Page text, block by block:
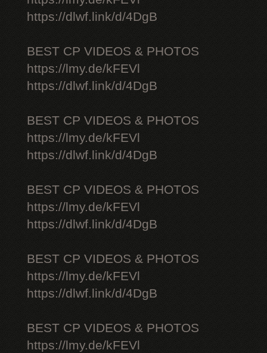
https://dlwf.link/d/4DgB
BEST CP VIDEOS & PHOTOS
https://lmy.de/kFEVl
https://dlwf.link/d/4DgB
BEST CP VIDEOS & PHOTOS
https://lmy.de/kFEVl
https://dlwf.link/d/4DgB
BEST CP VIDEOS & PHOTOS
https://lmy.de/kFEVl
https://dlwf.link/d/4DgB
BEST CP VIDEOS & PHOTOS
https://lmy.de/kFEVl
https://dlwf.link/d/4DgB
BEST CP VIDEOS & PHOTOS
https://lmy.de/kFEVl